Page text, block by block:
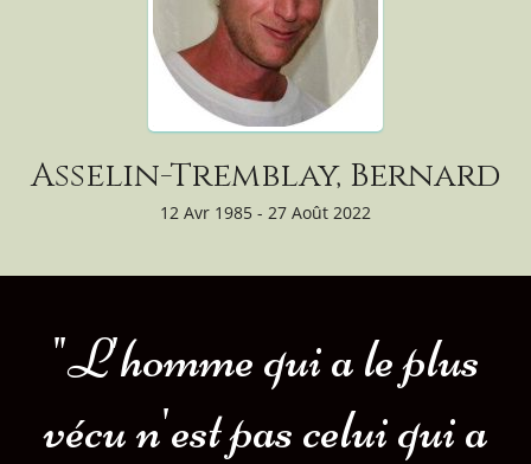
Asselin-Tremblay, Bernard
12 Avr 1985 - 27 Août 2022
"L'homme qui a le plus
vécu n'est pas celui qui a